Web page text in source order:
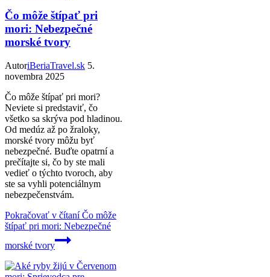
Čo môže štípať pri
mori: Nebezpečné
morské tvory
AutoriBeriaTravel.sk 5.
novembra 2025
Čo môže štípať pri mori?
Neviete si predstaviť, čo
všetko sa skrýva pod hladinou.
Od medúz až po žraloky,
morské tvory môžu byť
nebezpečné. Buďte opatrní a
prečítajte si, čo by ste mali
vedieť o týchto tvoroch, aby
ste sa vyhli potenciálnym
nebezpečenstvám.
Pokračovať v čítaníČo môže
štípať pri mori: Nebezpečné
morské tvory